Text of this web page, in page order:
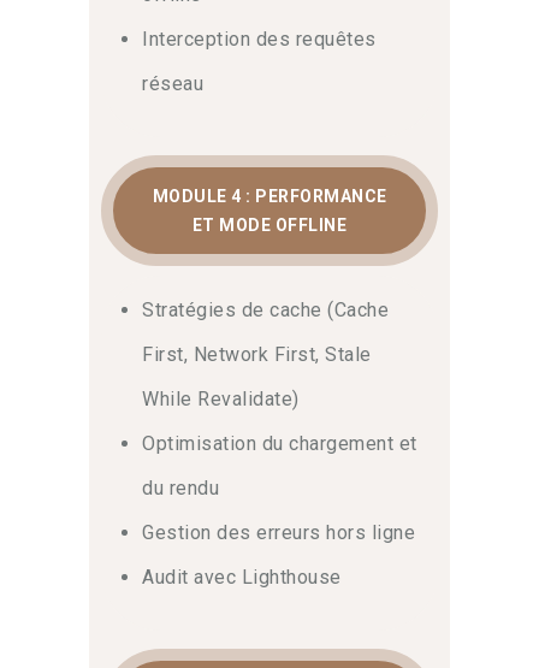
Lighthouse. Chaque module est conçu
pour vous mettre en situation réelle sur
serez pleinement autonome dès votre
Interception des requêtes
réseau
MODULE 4 : PERFORMANCE
ET MODE OFFLINE
Stratégies de cache (Cache
First, Network First, Stale
While Revalidate)
Optimisation du chargement et
du rendu
Gestion des erreurs hors ligne
Audit avec Lighthouse